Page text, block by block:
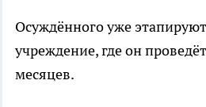
Осуждённого уже
учреждение, где он
месяцев.